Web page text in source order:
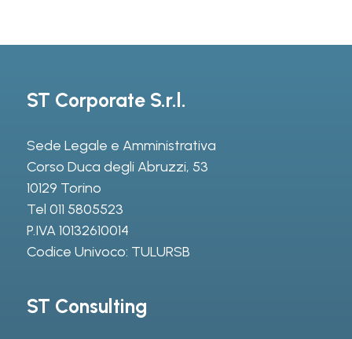
ST Corporate S.r.l.
Sede Legale e Amministrativa
Corso Duca degli Abruzzi, 53
10129 Torino
Tel 011 5805523
P.IVA 10132610014
Codice Univoco: TULURSB
ST Consulting